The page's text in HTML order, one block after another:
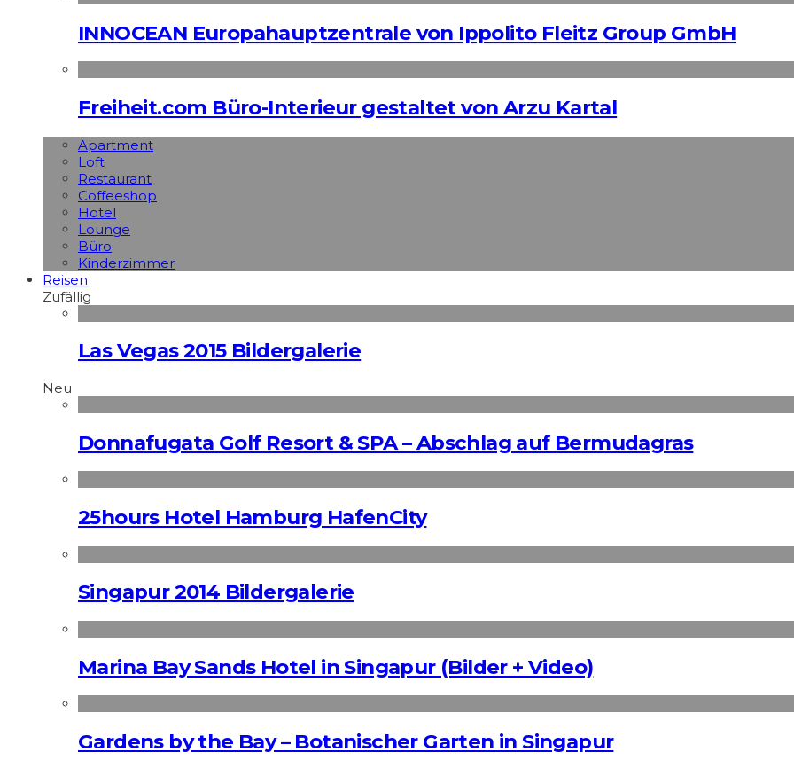
INNOCEAN Europahauptzentrale von Ippolito Fleitz Group GmbH
Freiheit.com Büro-Interieur gestaltet von Arzu Kartal
Apart­ment
Loft
Restaurant
Coffeeshop
Hotel
Lounge
Büro
Kinderzimmer
Reisen
Zufällig
Las Vegas 2015 Bildergalerie
Neu
Donnafugata Golf Resort & SPA – Abschlag auf Bermudagras
25hours Hotel Hamburg HafenCity
Singapur 2014 Bildergalerie
Marina Bay Sands Hotel in Singapur (Bilder + Video)
Gardens by the Bay – Botanischer Garten in Singapur